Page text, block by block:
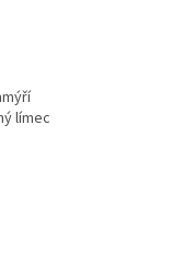
límec